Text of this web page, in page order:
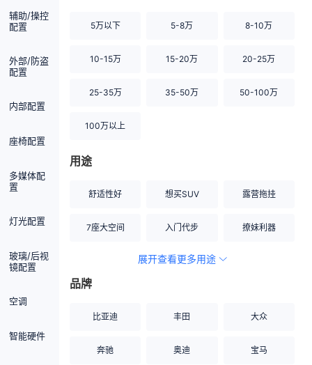
辅助/操控
配置
外部/防盗
配置
内部配置
座椅配置
多媒体配
置
灯光配置
玻璃/后视
镜配置
空调
智能硬件
5万以下 5-8万 8-10万
10-15万 15-20万 20-25万
25-35万 35-50万 50-100万
100万以上
用途
舒适性好 想买SUV 露营拖挂
7座大空间 入门代步 撩妹利器
空间宽敞
展开查看更多用途
品牌
比亚迪 丰田 大众
奔驰 奥迪 宝马